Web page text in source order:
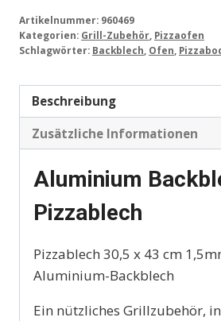
Artikelnummer: 960469
Kategorien: Grill-Zubehör Pizzaofen
Schlagwörter: Backblech Ofen
Beschreibung
Zusätzliche Informationen
Aluminium
Pizzablech
Pizzablech 30,5 x 43 cm
Aluminium-Backblech
Ein nützliches Grillzubehör,